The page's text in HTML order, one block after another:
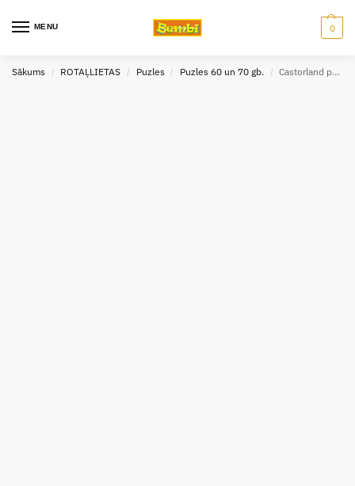
MENU 0
Sākums / ROTAĻLIETAS / Puzles / Puzles 60 un 70 gb. / Castorland puzle Dzīvnieki ceļo uz Safari 60gab